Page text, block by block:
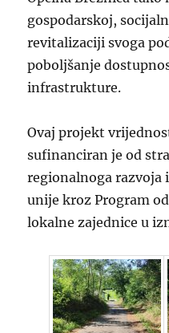
gospodarskoj,
revitalizaciji svoga
poboljšanje
infrastrukture.
Ovaj projekt
sufinanciran je od
regionalnoga razvoja
unije kroz Program
lokalne zajednice u